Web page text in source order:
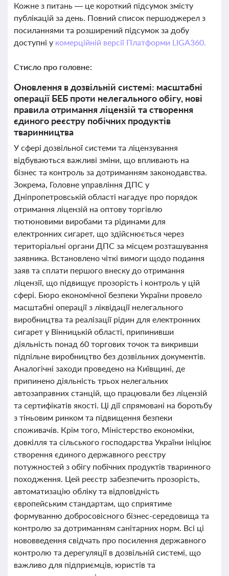
Кожне з питань — це короткий підсумок змісту
публікацій за день. Повний список першоджерел з
посиланнями та розширений підсумок за добу
доступні у комерційній версії Платформи LIGA360.
Стисло про головне:
Оновлення в дозвільній системі: масштабні
операції БЕБ проти нелегального обігу, нові
правила отримання ліцензій та створення
єдиного реєстру побічних продуктів
тваринництва
У сфері дозвільної системи та ліцензування
відбуваються важливі зміни, що впливають на
бізнес та контроль за дотриманням законодавства.
Зокрема, Головне управління ДПС у
Дніпропетровській області нагадує про порядок
отримання ліцензій на оптову торгівлю
тютюновими виробами та рідинами для
електронних сигарет, що здійснюється через
територіальні органи ДПС за місцем розташування
заявника. Встановлено чіткі вимоги щодо подання
заяв та сплати першого внеску до отримання
ліцензії, що підвищує прозорість і контроль у цій
сфері. Бюро економічної безпеки України провело
масштабні операції з ліквідації нелегального
виробництва та реалізації рідин для електронних
сигарет у Вінницькій області, припинивши
діяльність понад 60 торгових точок та викривши
підпільне виробництво без дозвільних документів.
Аналогічні заходи проведено на Київщині, де
припинено діяльність трьох нелегальних
автозаправних станцій, що працювали без ліцензій
та сертифікатів якості. Ці дії спрямовані на боротьбу
з тіньовим ринком та підвищення безпеки
споживачів. Крім того, Міністерство економіки,
довкілля та сільського господарства України ініціює
створення єдиного державного реєстру
потужностей з обігу побічних продуктів тваринного
походження. Цей реєстр забезпечить прозорість,
автоматизацію обліку та відповідність
європейським стандартам, що сприятиме
формуванню добросовісного бізнес-середовища та
контролю за дотриманням санітарних норм. Всі ці
нововведення свідчать про посилення державного
контролю та дерегуляції в дозвільній системі, що
важливо для підприємців, юристів та